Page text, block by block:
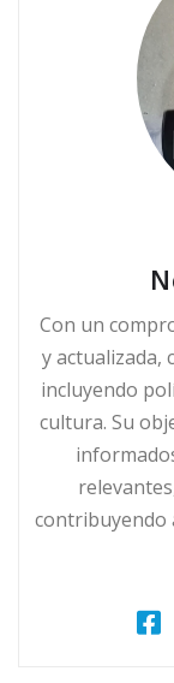
Con un
y actualizada,
incluyendo
cultura. Su
contribuyendo